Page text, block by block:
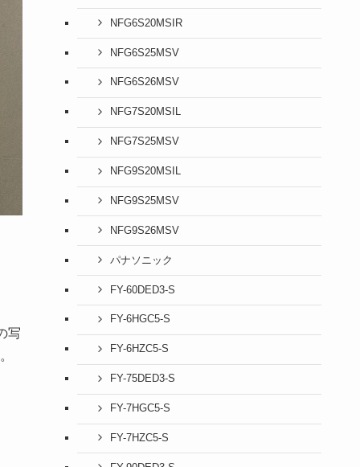
写
NFG6S20MSIR
NFG6S25MSV
NFG6S26MSV
NFG7S20MSIL
NFG7S25MSV
NFG9S20MSIL
NFG9S25MSV
NFG9S26MSV
パナソニック
FY-60DED3-S
FY-6HGC5-S
FY-6HZC5-S
FY-75DED3-S
FY-7HGC5-S
FY-7HZC5-S